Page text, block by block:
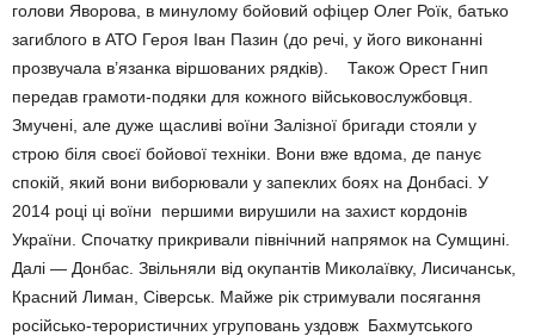
голови Яворова, в минулому бойовий офіцер Олег Роїк, батько
загиблого в АТО Героя Іван Пазин (до речі, у його виконанні
прозвучала в’язанка віршованих рядків). Також Орест Гнип
передав грамоти-подяки для кожного військовослужбовця.
Змучені, але дуже щасливі воїни Залізної бригади стояли у
строю біля своєї бойової техніки. Вони вже вдома, де панує
спокій, який вони виборювали у запеклих боях на Донбасі. У
2014 році ці воїни першими вирушили на захист кордонів
України. Спочатку прикривали північний напрямок на Сумщині.
Далі — Донбас. Звільняли від окупантів Миколаївку, Лисичанськ,
Красний Лиман, Сіверськ. Майже рік стримували посягання
російсько-терористичних угруповань уздовж Бахмутського